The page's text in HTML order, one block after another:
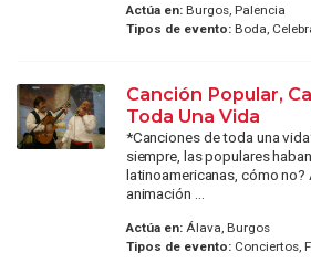
Actúa en:Burgos, Palencia
Tipos de evento:Boda,
Canción Popular,
Toda Una Vida
*Canciones de toda una
siempre, las populares
latinoamericanas, cómo no?
animación ...
Actúa en:Álava, Burgos
Tipos de evento:Conciertos,